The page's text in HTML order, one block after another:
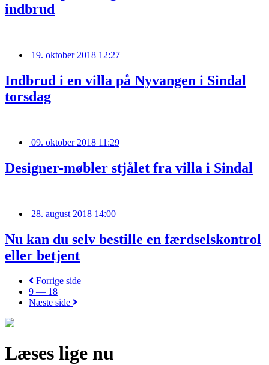
indbrud
19. oktober 2018 12:27
Indbrud i en villa på Nyvangen i Sindal
torsdag
09. oktober 2018 11:29
Designer-møbler stjålet fra villa i Sindal
28. august 2018 14:00
Nu kan du selv bestille en færdselskontrol
eller betjent
Forrige side
9 — 18
Næste side
Læses lige nu